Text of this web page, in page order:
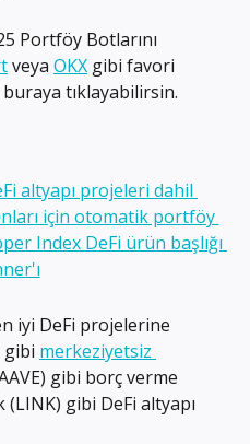
Portföy Botlarını
veya OKX gibi favori
tıklayabilirsin.
iyi DeFi projelerine
gibi merkeziyetsiz
gibi borç verme
gibi DeFi altyapı